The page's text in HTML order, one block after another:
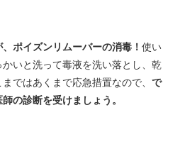
ポイズンリムーバーの消毒！ 使い
いと洗って毒液を洗い落とし、乾
ではあくまで応急措置なので、 で
の診断を受けましょう。